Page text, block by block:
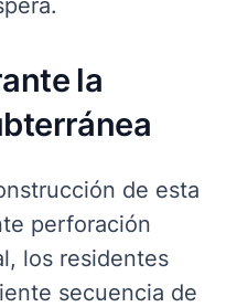
la
de esta
perforación
los residentes
secuencia de